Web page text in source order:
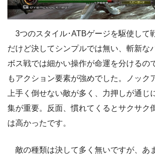
3つのスタイル･ATBゲージを駆使して
だけど決してシンプルでは無い、斬新な
ボス戦では細かい操作が命運を分けるの
もアクション要素が強めでした。ノック
上手く倒せない敵が多く、力押しが通じ
集が重要。反面、慣れてくるとサクサク
は高かったです。
敵の種類は決して多く無いですが、あ